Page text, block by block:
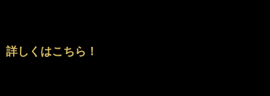
詳しくはこちら！